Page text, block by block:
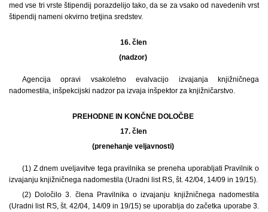
med vse tri vrste štipendij porazdelijo tako, da se za vsako od navedenih vrst
štipendij nameni okvirno tretjina sredstev.
16. člen
(nadzor)
Agencija opravi vsakoletno evalvacijo izvajanja knjižničnega
nadomestila, inšpekcijski nadzor pa izvaja inšpektor za knjižničarstvo.
PREHODNE IN KONČNE DOLOČBE
17. člen
(prenehanje veljavnosti)
(1) Z dnem uveljavitve tega pravilnika se preneha uporabljati Pravilnik o
izvajanju knjižničnega nadomestila (Uradni list RS, št. 42/04, 14/09 in 19/15).
(2) Določilo 3. člena Pravilnika o izvajanju knjižničnega nadomestila
(Uradni list RS, št. 42/04, 14/09 in 19/15) se uporablja do začetka uporabe 3.